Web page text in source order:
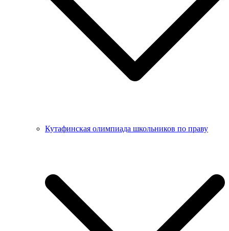
Кутафинская олимпиада школьников по праву